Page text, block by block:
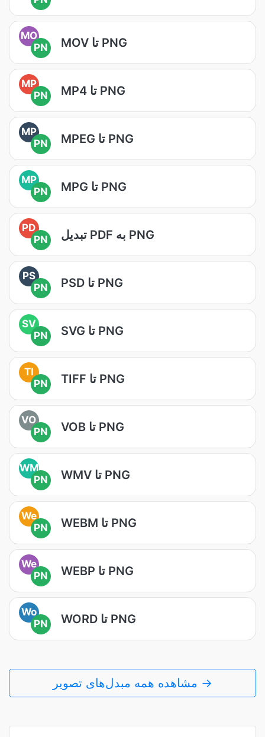
MO
PN
MOV تا PNG
MP
PN
MP4 تا PNG
MP
PN
MPEG تا PNG
MP
PN
MPG تا PNG
PD
PN
تبدیل PDF به PNG
PS
PN
PSD تا PNG
SV
PN
SVG تا PNG
TI
PN
TIFF تا PNG
VO
PN
VOB تا PNG
WM
PN
WMV تا PNG
We
PN
WEBM تا PNG
We
PN
WEBP تا PNG
Wo
PN
WORD تا PNG
مشاهده همه مبدل‌های تصویر →